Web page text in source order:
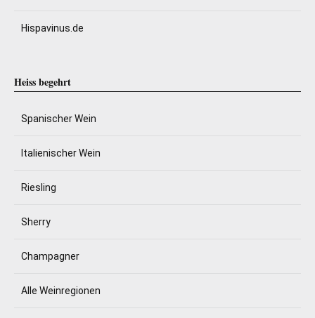
Hispavinus.de
Heiss begehrt
Spanischer Wein
Italienischer Wein
Riesling
Sherry
Champagner
Alle Weinregionen